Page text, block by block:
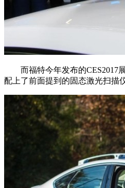
而福特今年发布的CES2017
配上了前面提到的固态激光扫描